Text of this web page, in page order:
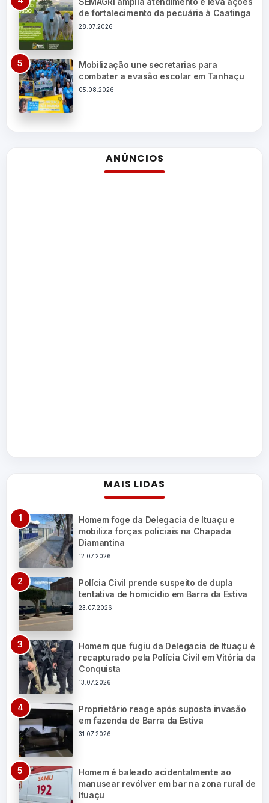
de fortalecimento da pecuária à Caatinga
28.07.2026
Mobilização une secretarias para
combater a evasão escolar em Tanhaçu
05.08.2026
ANÚNCIOS
MAIS LIDAS
Homem foge da Delegacia de Ituaçu e
mobiliza forças policiais na Chapada
Diamantina
12.07.2026
Polícia Civil prende suspeito de dupla
tentativa de homicídio em Barra da Estiva
23.07.2026
Homem que fugiu da Delegacia de Ituaçu é
recapturado pela Polícia Civil em Vitória da
Conquista
13.07.2026
Proprietário reage após suposta invasão
em fazenda de Barra da Estiva
31.07.2026
Homem é baleado acidentalmente ao
manusear revólver em bar na zona rural de
Ituaçu